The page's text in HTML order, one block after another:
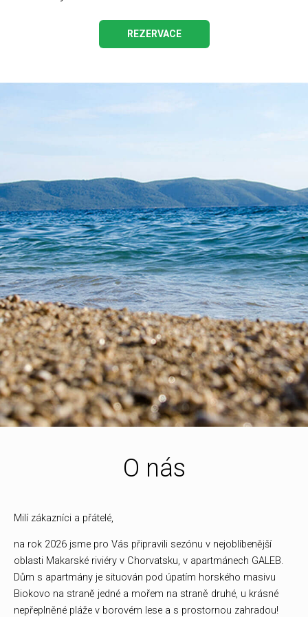
REZERVACE
O nás
Milí zákazníci a přátelé,
na rok 2026 jsme pro Vás připravili sezónu v nejoblíbenější
oblasti Makarské riviéry v Chorvatsku, v apartmánech GALEB.
Dům s apartmány je situován pod úpatím horského masivu
Biokovo na straně jedné a mořem na straně druhé, u krásné
nepřeplněné pláže v borovém lese a s prostornou zahradou!